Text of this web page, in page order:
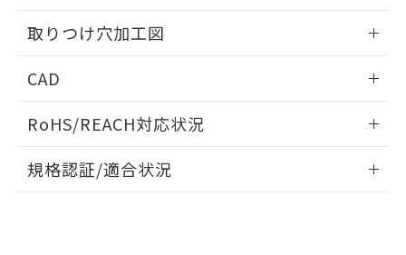
取りつけ穴加工図
CAD
ドすることができます。
ログイン/会員登録
RoHS/REACH対応状況
EU RoHS 注意事項・凡例
規格認証/適合状況